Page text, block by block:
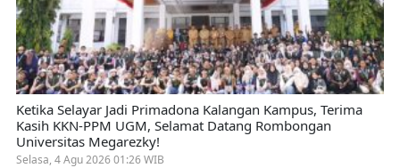
Ketika Selayar Jadi Primadona Kalangan Kampus, Terima
Kasih KKN-PPM UGM, Selamat Datang Rombongan
Universitas Megarezky!
Selasa, 4 Agu 2026 01:26 WIB